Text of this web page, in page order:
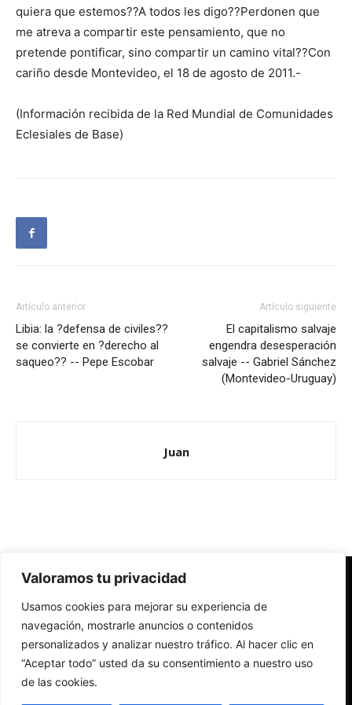
Valoramos tu privacidad
Usamos cookies para mejorar su experiencia de
navegación, mostrarle anuncios o contenidos
personalizados y analizar nuestro tráfico. Al hacer clic en
“Aceptar todo” usted da su consentimiento a nuestro uso
de las cookies.
quiera que estemos??A todos les digo??Perdonen que
me atreva a compartir este pensamiento, que no
pretende pontificar, sino compartir un camino vital??Con
cariño desde Montevideo, el 18 de agosto de 2011.-
(Información recibida de la Red Mundial de Comunidades
Eclesiales de Base)
Artículo anterior
Libia: la ?defensa de civiles??
se convierte en ?derecho al
saqueo?? -- Pepe Escobar
Artículo siguiente
El capitalismo salvaje
engendra desesperación
salvaje -- Gabriel Sánchez
(Montevideo-Uruguay)
Juan
Redes Cristianas
Una mirada alternativa sobre la Iglesia católica y la sociedad
- Colectivos de Redes Cristianas